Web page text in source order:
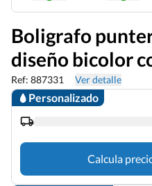
Boligrafo
diseño bicolor
Ref: 887331 Ver detalle
Personalizado
Calcula